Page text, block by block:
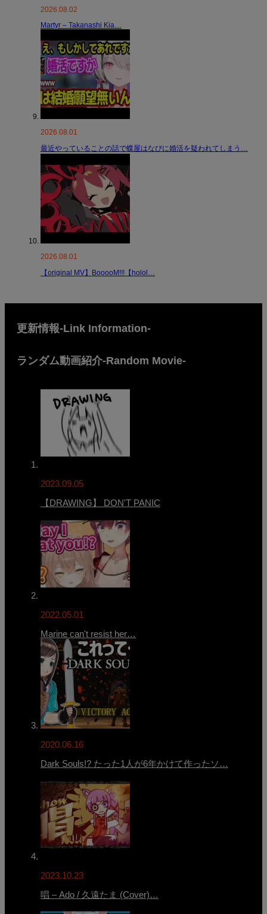
2026.08.02
Martyr – Takanashi Kia…
2026.08.01
最近やっていることの話で蝶屋はなびに婚活を疑われてしまう…
2026.08.01
【original MV】BooooM!!!【holol…
更新情報-Link Information-
ランダム動画紹介-Random Movie-
2023.09.05
【DRAWING】 DON'T PANIC
2022.05.01
Marine can't resist her…
2020.06.16
Dark Souls!? たった1人が6年かけて作ったソ…
2023.10.23
唱 – Ado / 久遠たま (Cover)…